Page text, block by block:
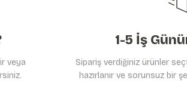
veya
1-5 İş
Sipariş verdiğiniz ürünler
hazırlanır ve sorunsuz bir